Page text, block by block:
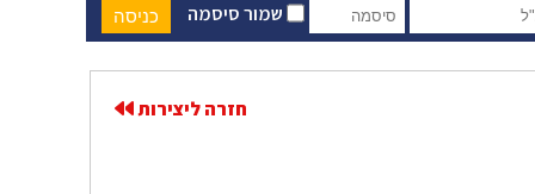
שמור סיסמה
חזרה ליצירות